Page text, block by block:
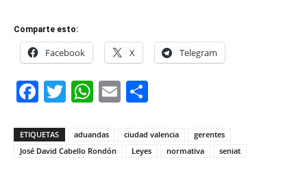
Comparte esto:
Facebook X Telegram
Facebook
Twitter
WhatsApp
Email
ETIQUETAS aduandas ciudad valencia
gerentes
José David Cabello Rondón
Leyes normativa seniat